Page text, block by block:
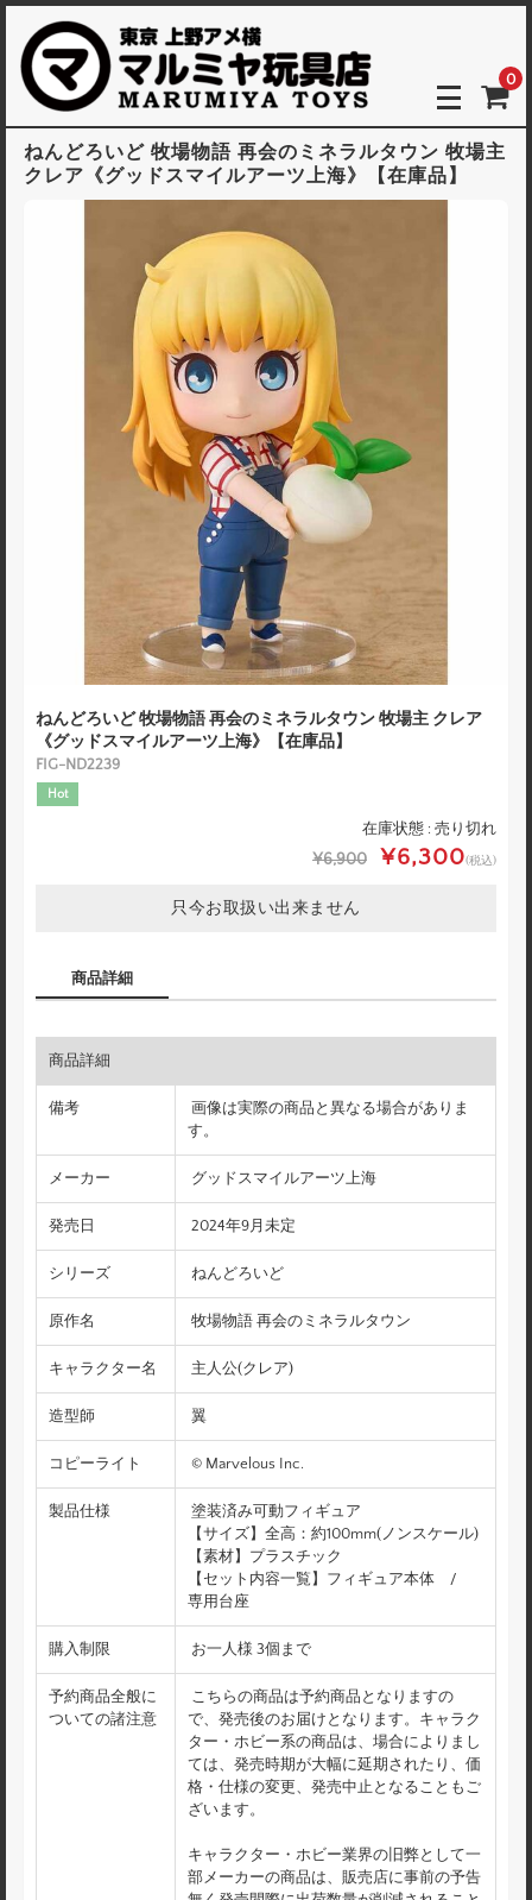
0
ねんどろいど 牧場物語 再会のミネラルタウン 牧場主
クレア《グッドスマイルアーツ上海》【在庫品】
ねんどろいど 牧場物語 再会のミネラルタウン 牧場主 クレア
《グッドスマイルアーツ上海》【在庫品】
FIG-ND2239
Hot
在庫状態 : 売り切れ
¥6,900 ¥6,300(税込)
只今お取扱い出来ません
商品詳細
商品詳細
備考
画像は実際の商品と異なる場合がありま
す。
メーカー グッドスマイルアーツ上海
発売日 2024年9月未定
シリーズ ねんどろいど
原作名 牧場物語 再会のミネラルタウン
キャラクター名 主人公(クレア)
造型師 翼
コピーライト © Marvelous Inc.
製品仕様
塗装済み可動フィギュア
【サイズ】全高：約100mm(ノンスケール)
【素材】プラスチック
【セット内容一覧】フィギュア本体 /
専用台座
購入制限 お一人様 3個まで
予約商品全般に
ついての諸注意
こちらの商品は予約商品となりますの
で、発売後のお届けとなります。キャラク
ター・ホビー系の商品は、場合によりまし
ては、発売時期が大幅に延期されたり、価
格・仕様の変更、発売中止となることもご
ざいます。
キャラクター・ホビー業界の旧弊として一
部メーカーの商品は、販売店に事前の予告